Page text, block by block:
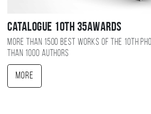
Catalogue 10TH 35AWARDS
More than 1500 best works of the 10TH
than 1000 authors
More